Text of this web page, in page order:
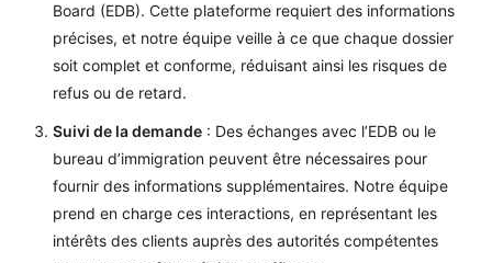
Board (EDB). Cette plateforme requiert des informations
précises, et notre équipe veille à ce que chaque dossier
soit complet et conforme, réduisant ainsi les risques de
refus ou de retard.
Suivi de la demande : Des échanges avec l’EDB ou le
bureau d’immigration peuvent être nécessaires pour
fournir des informations supplémentaires. Notre équipe
prend en charge ces interactions, en représentant les
intérêts des clients auprès des autorités compétentes